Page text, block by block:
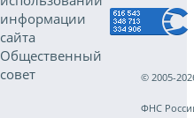
информации
сайта
Общественный
совет
© 2005-
ФНС